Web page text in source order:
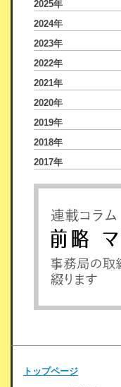
2025年
2024年
2023年
2022年
2021年
2020年
2019年
2018年
2017年
トップページ